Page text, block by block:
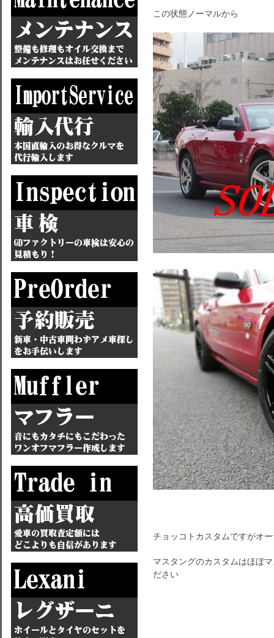
この状態ノーマルから
チョッコトカスタムですがオ
マスタングのカスタムはほぼ
ださい